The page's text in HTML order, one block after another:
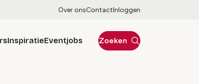
Over onsContactInloggen
InspiratieEventjobs Zoeken